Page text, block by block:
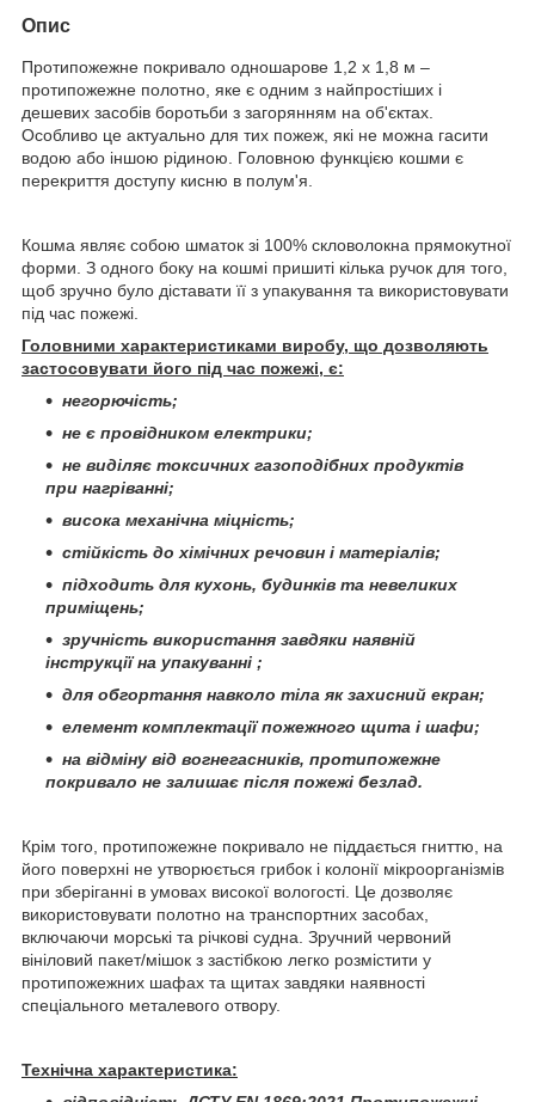
Опис
Протипожежне покривало одношарове 1,2 х 1,8 м –
протипожежне полотно, яке є одним з найпростіших і
дешевих засобів боротьби з загорянням на об'єктах.
Особливо це актуально для тих пожеж, які не можна гасити
водою або іншою рідиною. Головною функцією кошми є
перекриття доступу кисню в полум'я.
Кошма являє собою шматок зі 100% скловолокна прямокутної
форми. З одного боку на кошмі пришиті кілька ручок для того,
щоб зручно було діставати її з упакування та використовувати
під час пожежі.
Головними характеристиками виробу, що дозволяють
застосовувати його під час пожежі, є:
негорючість;
не є провідником електрики;
не виділяє токсичних газоподібних продуктів
при нагріванні;
висока механічна міцність;
стійкість до хімічних речовин і матеріалів;
підходить для кухонь, будинків та невеликих
приміщень;
зручність використання завдяки наявній
інструкції на упакуванні ;
для обгортання навколо тіла як захисний екран;
елемент комплектації пожежного щита і шафи;
на відміну від вогнегасників, протипожежне
покривало не залишає після пожежі безлад.
Крім того, протипожежне покривало не піддається гниттю, на
його поверхні не утворюється грибок і колонії мікроорганізмів
при зберіганні в умовах високої вологості. Це дозволяє
використовувати полотно на транспортних засобах,
включаючи морські та річкові судна. Зручний червоний
вініловий пакет/мішок з застібкою легко розмістити у
протипожежних шафах та щитах завдяки наявності
спеціального металевого отвору.
Технічна характеристика: